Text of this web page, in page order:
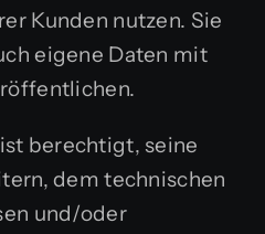
Kunden nutzen. Sie
eigene Daten mit
berechtigt, seine
dem technischen
und/oder